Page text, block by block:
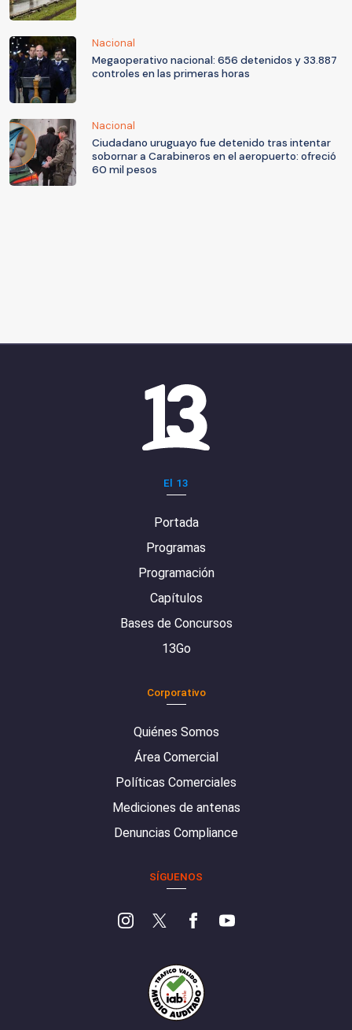
Nacional
Megaoperativo nacional: 656 detenidos y 33.887
controles en las primeras horas
Nacional
Ciudadano uruguayo fue detenido tras intentar
sobornar a Carabineros en el aeropuerto: ofreció
60 mil pesos
El 13
Portada
Programas
Programación
Capítulos
Bases de Concursos
13Go
Corporativo
Quiénes Somos
Área Comercial
Políticas Comerciales
Mediciones de antenas
Denuncias Compliance
SÍGUENOS